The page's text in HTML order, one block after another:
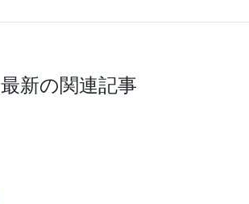
最新の関連記事